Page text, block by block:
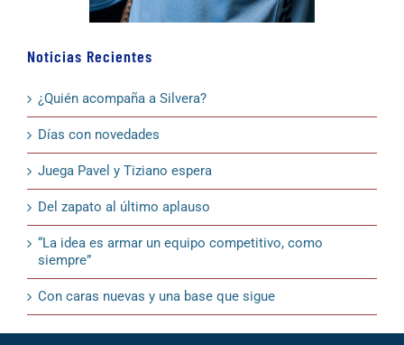
Noticias Recientes
¿Quién acompaña a Silvera?
Días con novedades
Juega Pavel y Tiziano espera
Del zapato al último aplauso
“La idea es armar un equipo competitivo, como
siempre”
Con caras nuevas y una base que sigue